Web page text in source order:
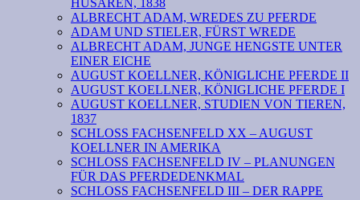
ALBRECHT ADAM, WREDES ZU PFERDE
ADAM UND STIELER, FÜRST WREDE
ALBRECHT ADAM, JUNGE HENGSTE UNTER
EINER EICHE
AUGUST KOELLNER, KÖNIGLICHE PFERDE II
AUGUST KOELLNER, KÖNIGLICHE PFERDE I
AUGUST KOELLNER, STUDIEN VON TIEREN,
1837
SCHLOSS FACHSENFELD XX – AUGUST
KOELLNER IN AMERIKA
SCHLOSS FACHSENFELD IV – PLANUNGEN
FÜR DAS PFERDEDENKMAL
SCHLOSS FACHSENFELD III – DER RAPPE